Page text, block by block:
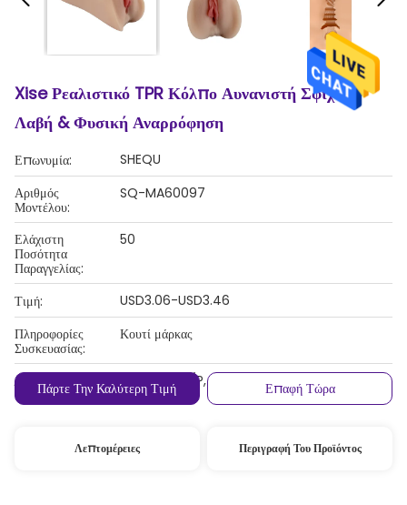
Xise Ρεαλιστικό TPR Κόλπο Αυνανιστή Σφιχτή
Λαβή & Φυσική Αναρρόφηση
Επωνυμία:
SHEQU
Αριθμός
Μοντέλου:
SQ-MA60097
Ελάχιστη
Ποσότητα
Παραγγελίας:
50
Τιμή:
USD3.06-USD3.46
Πληροφορίες
Συσκευασίας:
Κουτί μάρκας
Όροι Πληρωμής:
Λ/Κ, D/A, D/P, T/T, Western Union,
MoneyGram
Πάρτε Την Καλύτερη Τιμή Επαφή Τώρα
Λεπτομέρειες Περιγραφή Του Προϊόντος